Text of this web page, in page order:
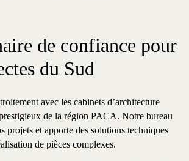
de confiance pour
du Sud
avec les cabinets d’architecture
de la région PACA. Notre bureau
projets et apporte des solutions techniques
de pièces complexes.